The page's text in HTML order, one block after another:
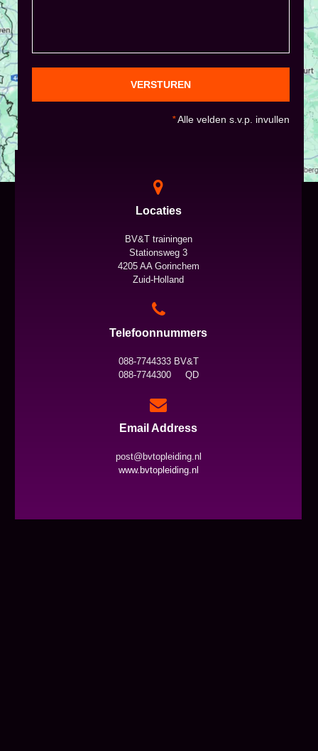
VERSTUREN
*Alle velden s.v.p. invullen
Locaties
BV&T trainingen
Stationsweg 3
4205 AA Gorinchem
Zuid-Holland
Telefoonnummers
088-7744333 BV&T
088-7744300 QD
Email Address
post@bvtopleiding.nl
www.bvtopleiding.nl